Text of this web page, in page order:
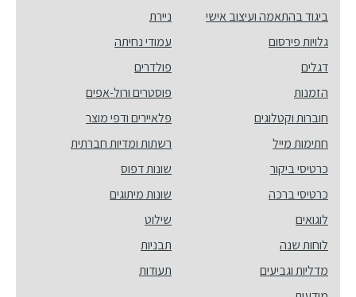
ביגוד בהתאמה ועיצוב אישי
גלויות פירסום
דגלים
הזמנות
חוברות וקטלוגים
חתימות מייל
כרטיסי ביקור
כרטיסי ברכה
לוגואים
לוחות שנה
מדליות וגביעים
ניירת
עמודי נחיתה
פולדרים
פוסטרים ורול-אפים
פלאיירים ודפי מוצר
רשתות ומדיות חברתית
שונות דפוס
שונות מיתוגים
שילוט
תבניות
תעודות